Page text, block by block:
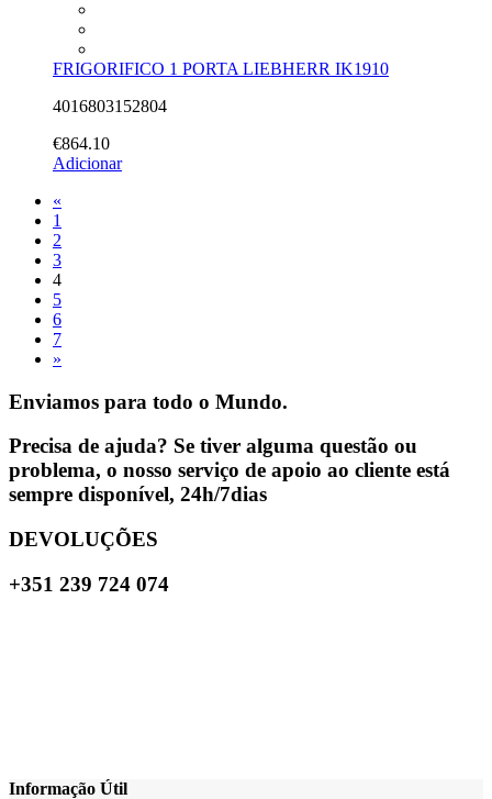
FRIGORIFICO 1 PORTA LIEBHERR IK1910
4016803152804
€864.10
Adicionar
«
1
2
3
4
5
6
7
»
Enviamos para todo o Mundo.
Precisa de ajuda? Se tiver alguma questão ou
problema, o nosso serviço de apoio ao cliente está
sempre disponível, 24h/7dias
DEVOLUÇÕES
+351 239 724 074
Informação Útil